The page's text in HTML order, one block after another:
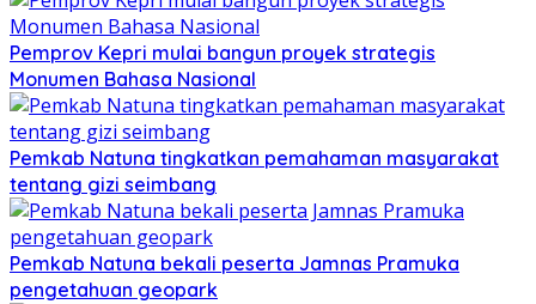
Pemprov Kepri mulai bangun proyek strategis
Monumen Bahasa Nasional
Pemkab Natuna tingkatkan pemahaman masyarakat
tentang gizi seimbang
Pemkab Natuna bekali peserta Jamnas Pramuka
pengetahuan geopark